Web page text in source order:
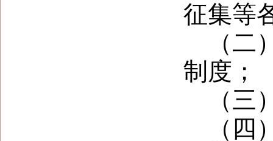
征集等
（
制度；
（
（